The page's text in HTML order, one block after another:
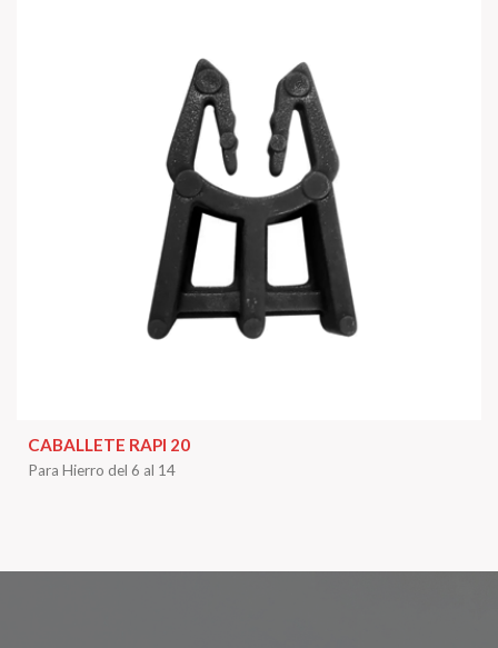
CABALLETE RAPI 20
Para Hierro del 6 al 14